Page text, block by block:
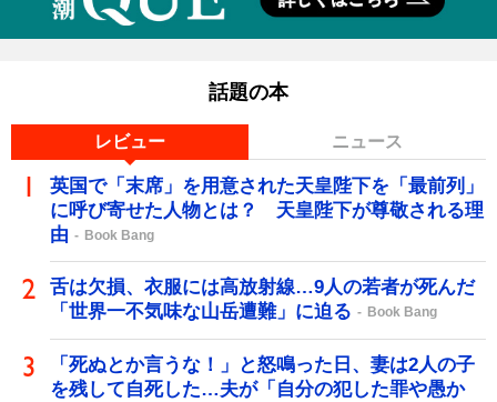
話題の本
レビュー ニュース
英国で「末席」を用意された天皇陛下を「最前列」
に呼び寄せた人物とは？ 天皇陛下が尊敬される理
由
Book Bang
舌は欠損、衣服には高放射線…9人の若者が死んだ
「世界一不気味な山岳遭難」に迫る
Book Bang
「死ぬとか言うな！」と怒鳴った日、妻は2人の子
を残して自死した…夫が「自分の犯した罪や愚か